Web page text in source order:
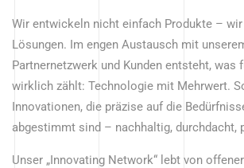
Wir entwickeln nicht einfach Produkte –
Lösungen. Im engen Austausch mit
Partnernetzwerk und Kunden entsteht, was
wirklich zählt: Technologie mit Mehrwert.
Innovationen, die präzise auf die
abgestimmt sind – nachhaltig, durchdacht,
Unser „Innovating Network“ lebt von